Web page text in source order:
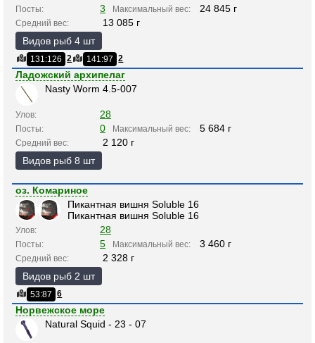
Посты: 3 Максимальный вес: 24 845 г
Средний вес:
13 085 г
Видов рыб 4 шт
131:126 2 141:97 2
Ладожский архипелаг
Nasty Worm 4.5-007
Улов: 28
Посты: 0 Максимальный вес: 5 684 г
Средний вес:
2 120 г
Видов рыб 8 шт
оз. Комариное
Пикантная вишня Soluble 16
Пикантная вишня Soluble 16
Улов: 28
Посты: 5 Максимальный вес: 3 460 г
Средний вес:
2 328 г
Видов рыб 2 шт
53:87 6
Норвежское море
Natural Squid - 23 - 07